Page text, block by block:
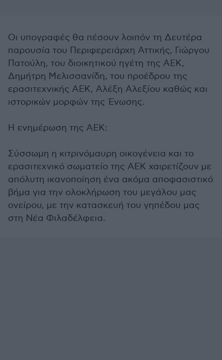
Οι υπογραφές θα πέσουν λοιπόν τη Δευτέρα
παρουσία του Περιφερειάρχη Αττικής, Γιώργου
Πατούλη, του διοικητικού ηγέτη της ΑΕΚ,
Δημήτρη Μελισσανίδη, του προέδρου της
ερασιτεχνικής ΑΕΚ, Αλέξη Αλεξίου καθώς και
ιστορικών μορφών της Ένωσης.
Η ενημέρωση της ΑΕΚ:
Σύσσωμη η κιτρινόμαυρη οικογένεια και το
ερασιτεχνικό σωματείο της ΑΕΚ χαιρετίζουν με
απόλυτη ικανοποίηση ένα ακόμα αποφασιστικό
βήμα για την ολοκλήρωση του μεγάλου μας
ονείρου, με την κατασκευή του γηπέδου μας
στη Νέα Φιλαδέλφεια.